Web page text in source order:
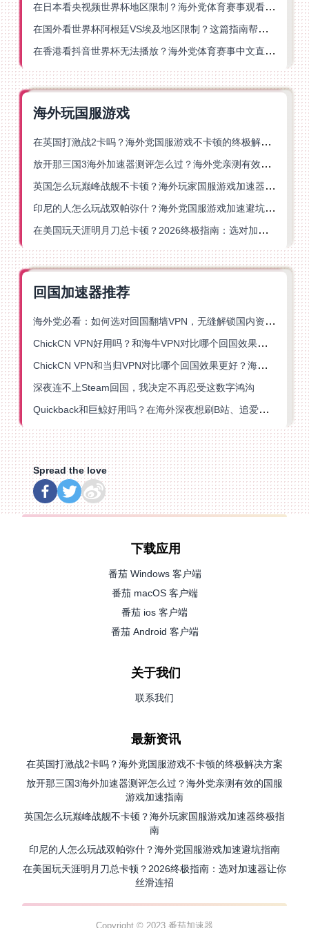
在日本看央视频世界杯地区限制？海外党体育赛事观看终极指南
在国外看世界杯阿根廷VS埃及地区限制？这篇指南帮你搞定中文直播+解说
在香港看抖音世界杯无法播放？海外党体育赛事中文直播终极指南
海外玩国服游戏
在英国打激战2卡吗？海外党国服游戏不卡顿的终极解决方案
放开那三国3海外加速器测评怎么过？海外党亲测有效的国服游戏加速指南
英国怎么玩巅峰战舰不卡顿？海外玩家国服游戏加速器终极指南
印尼的人怎么玩战双帕弥什？海外党国服游戏加速避坑指南
在美国玩天涯明月刀总卡顿？2026终极指南：选对加速器让你丝滑连招
回国加速器推荐
海外党必看：如何选对回国翻墙VPN，无缝解锁国内资源？
ChickCN VPN好用吗？和海牛VPN对比哪个回国效果更好？
ChickCN VPN和当归VPN对比哪个回国效果更好？海外党亲测后选了它
深夜连不上Steam回国，我决定不再忍受这数字鸿沟
Quickback和巨鲸好用吗？在海外深夜想刷B站、追爱奇艺的你，或许正需要这份答案
Spread the love
下载应用
番茄 Windows 客户端
番茄 macOS 客户端
番茄 ios 客户端
番茄 Android 客户端
关于我们
联系我们
最新资讯
在英国打激战2卡吗？海外党国服游戏不卡顿的终极解决方案
放开那三国3海外加速器测评怎么过？海外党亲测有效的国服
游戏加速指南
英国怎么玩巅峰战舰不卡顿？海外玩家国服游戏加速器终极指
南
印尼的人怎么玩战双帕弥什？海外党国服游戏加速避坑指南
在美国玩天涯明月刀总卡顿？2026终极指南：选对加速器让你
丝滑连招
Copyright © 2023 番茄加速器